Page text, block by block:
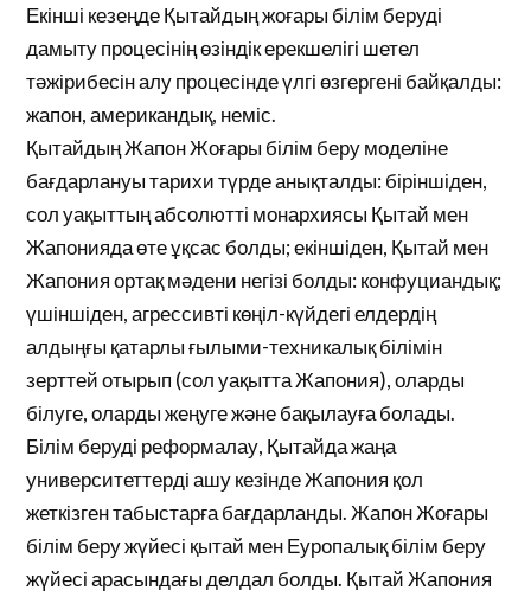
Екінші кезеңде Қытайдың жоғары білім беруді
дамыту процесінің өзіндік ерекшелігі шетел
тәжірибесін алу процесінде үлгі өзгергені байқалды:
жапон, американдық, неміс.
Қытайдың Жапон Жоғары білім беру моделіне
бағдарлануы тарихи түрде анықталды: біріншіден,
сол уақыттың абсолютті монархиясы Қытай мен
Жапонияда өте ұқсас болды; екіншіден, Қытай мен
Жапония ортақ мәдени негізі болды: конфуциандық;
үшіншіден, агрессивті көңіл-күйдегі елдердің
алдыңғы қатарлы ғылыми-техникалық білімін
зерттей отырып (сол уақытта Жапония), оларды
білуге, оларды жеңуге және бақылауға болады.
Білім беруді реформалау, Қытайда жаңа
университеттерді ашу кезінде Жапония қол
жеткізген табыстарға бағдарланды. Жапон Жоғары
білім беру жүйесі қытай мен Еуропалық білім беру
жүйесі арасындағы делдал болды. Қытай Жапония